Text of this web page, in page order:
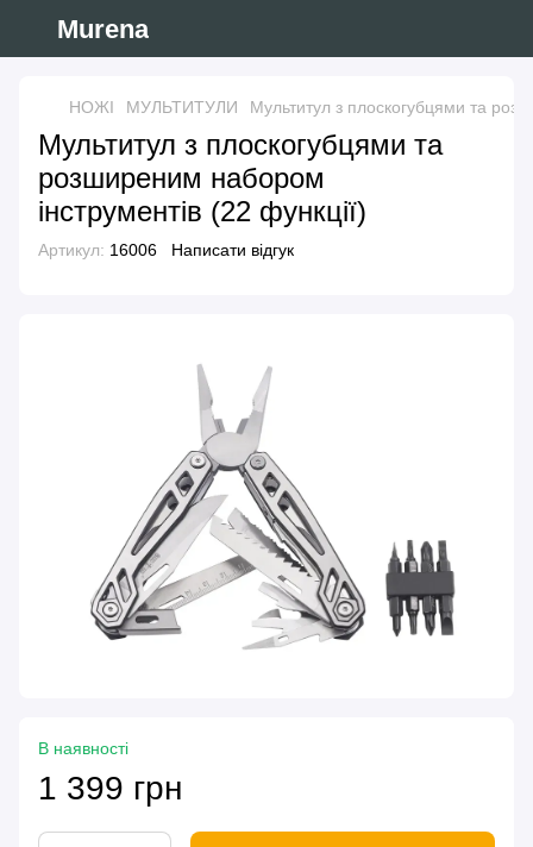
Murena
НОЖІ МУЛЬТИТУЛИ Мультитул з плоскогубцями та
Мультитул з плоскогубцями та
розширеним набором
інструментів (22 функції)
Артикул: 16006 Написати відгук
В наявності
1 399 грн